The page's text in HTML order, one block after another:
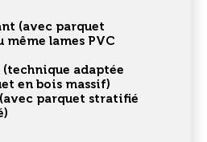
(avec parquet
lames PVC
(technique adaptée
en bois massif)
(avec parquet stratifié